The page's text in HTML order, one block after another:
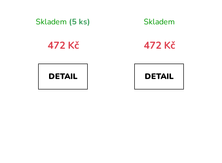
Skladem (5 ks)
472 Kč
DETAIL
Skladem
472 Kč
DETAIL